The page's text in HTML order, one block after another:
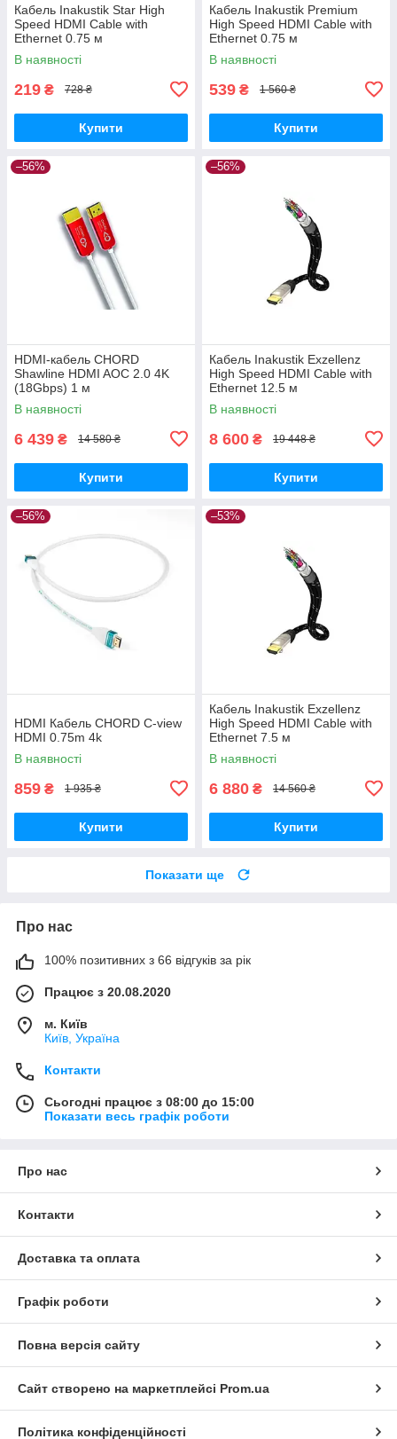
Кабель Inakustik Star High
Speed HDMI Cable with
Ethernet 0.75 м
В наявності
219 ₴ 728 ₴
Купити
Кабель Inakustik Premium
High Speed HDMI Cable with
Ethernet 0.75 м
В наявності
539 ₴ 1 560 ₴
Купити
–56%
HDMI-кабель CHORD
Shawline HDMI AOC 2.0 4K
(18Gbps) 1 м
В наявності
6 439 ₴ 14 580 ₴
Купити
–56%
Кабель Inakustik Exzellenz
High Speed HDMI Cable with
Ethernet 12.5 м
В наявності
8 600 ₴ 19 448 ₴
Купити
–56%
HDMI Кабель CHORD C-view
HDMI 0.75m 4k
В наявності
859 ₴ 1 935 ₴
Купити
–53%
Кабель Inakustik Exzellenz
High Speed HDMI Cable with
Ethernet 7.5 м
В наявності
6 880 ₴ 14 560 ₴
Купити
Показати ще
Про нас
100% позитивних з 66 відгуків за рік
Працює з 20.08.2020
м. Київ
Київ, Україна
Контакти
Сьогодні працює з 08:00 до 15:00
Показати весь графік роботи
Про нас
Контакти
Доставка та оплата
Графік роботи
Повна версія сайту
Сайт створено на маркетплейсі Prom.ua
Політика конфіденційності